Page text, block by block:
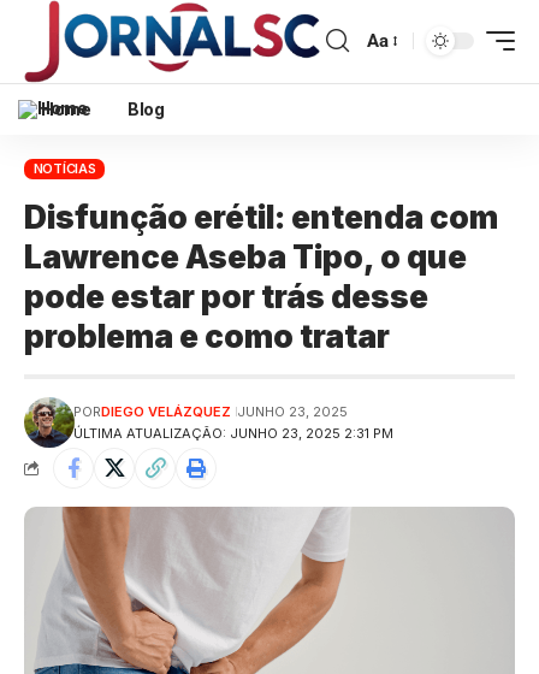
Aa
Home Blog
NOTÍCIAS
Disfunção erétil: entenda com
Lawrence Aseba Tipo, o que
pode estar por trás desse
problema e como tratar
ÚLTIMA ATUALIZAÇÃO: JUNHO 23, 2025 2:31 PM
PORDIEGO VELÁZQUEZ JUNHO 23, 2025